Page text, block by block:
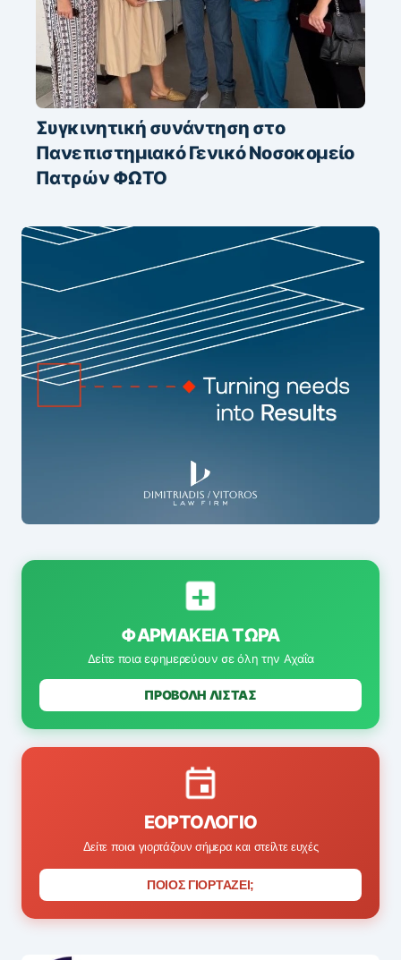
Συγκινητική συνάντηση στο
Πανεπιστημιακό Γενικό Νοσοκομείο
Πατρών ΦΩΤΟ
ΦΑΡΜΑΚΕΊΑ ΤΏΡΑ
Δείτε ποια εφημερεύουν σε όλη την Αχαΐα
ΠΡΟΒΟΛΗ ΛΙΣΤΑΣ
ΕΟΡΤΟΛΌΓΙΟ
Δείτε ποιοι γιορτάζουν σήμερα και στείλτε ευχές
ΠΟΙΟΣ ΓΙΟΡΤΑΖΕΙ;